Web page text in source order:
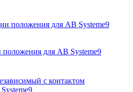
положения для АВ Systeme9